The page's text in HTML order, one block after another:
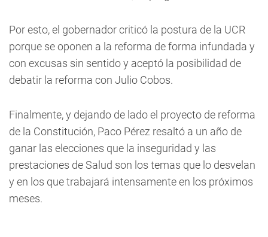
Por esto, el gobernador criticó la postura de la UCR
porque se oponen a la reforma de forma infundada y
con excusas sin sentido y aceptó la posibilidad de
debatir la reforma con Julio Cobos.
Finalmente, y dejando de lado el proyecto de reforma
de la Constitución, Paco Pérez resaltó a un año de
ganar las elecciones que la inseguridad y las
prestaciones de Salud son los temas que lo desvelan
y en los que trabajará intensamente en los próximos
meses.